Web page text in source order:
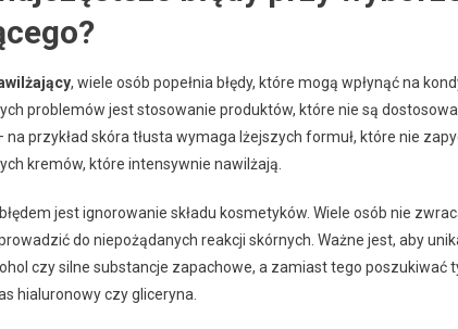
, wiele osób popełnia błędy, które mogą wpłynąć na
problemów jest stosowanie produktów, które nie są
przykład skóra tłusta wymaga lżejszych formuł, które nie
kremów, które intensywnie nawilżają.
jest ignorowanie składu kosmetyków. Wiele osób nie
do niepożądanych reakcji skórnych. Ważne jest, aby
czy silne substancje zapachowe, a zamiast tego poszukiwać
hialuronowy czy gliceryna.